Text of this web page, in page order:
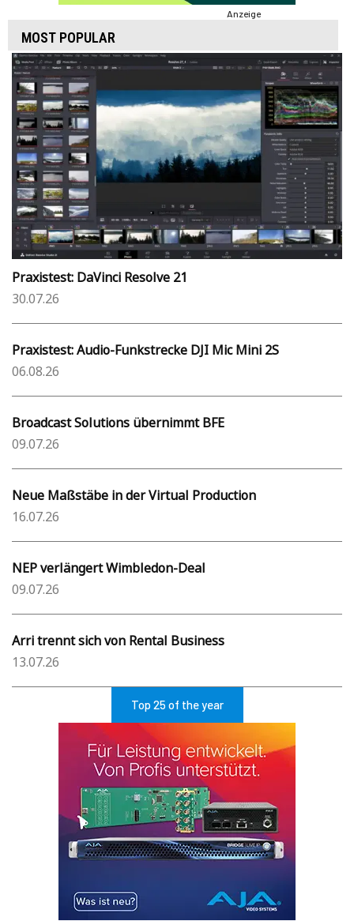
Anzeige
MOST POPULAR
Praxistest: DaVinci Resolve 21
30.07.26
Praxistest: Audio-Funkstrecke DJI Mic Mini 2S
06.08.26
Broadcast Solutions übernimmt BFE
09.07.26
Neue Maßstäbe in der Virtual Production
16.07.26
NEP verlängert Wimbledon-Deal
09.07.26
Arri trennt sich von Rental Business
13.07.26
Top 25 of the year